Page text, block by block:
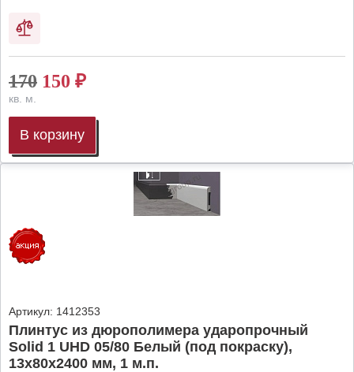
170 150 ₽
кв. м.
В корзину
Артикул: 1412353
Плинтус из дюрополимера ударопрочный
Solid 1 UHD 05/80 Белый (под покраску),
13х80х2400 мм, 1 м.п.